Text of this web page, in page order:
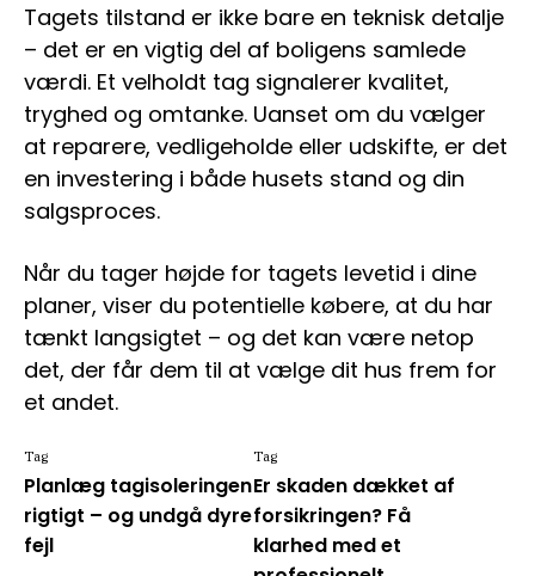
Tagets tilstand er ikke bare en teknisk detalje
– det er en vigtig del af boligens samlede
værdi. Et velholdt tag signalerer kvalitet,
tryghed og omtanke. Uanset om du vælger
at reparere, vedligeholde eller udskifte, er det
en investering i både husets stand og din
salgsproces.
Når du tager højde for tagets levetid i dine
planer, viser du potentielle købere, at du har
tænkt langsigtet – og det kan være netop
det, der får dem til at vælge dit hus frem for
et andet.
Planlæg tagisoleringen
rigtigt – og undgå dyre
fejl
Tag
Er skaden dækket af
forsikringen? Få
klarhed med et
Tag